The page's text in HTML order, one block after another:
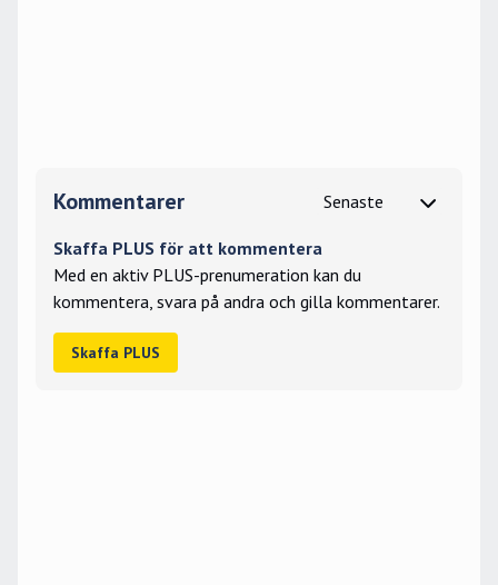
Kommentarer
Skaffa PLUS för att kommentera
Med en aktiv PLUS-prenumeration kan du
kommentera, svara på andra och gilla kommentarer.
Skaffa PLUS